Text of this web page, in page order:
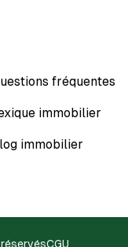
fréquentes
immobilier
immobilier
CGU